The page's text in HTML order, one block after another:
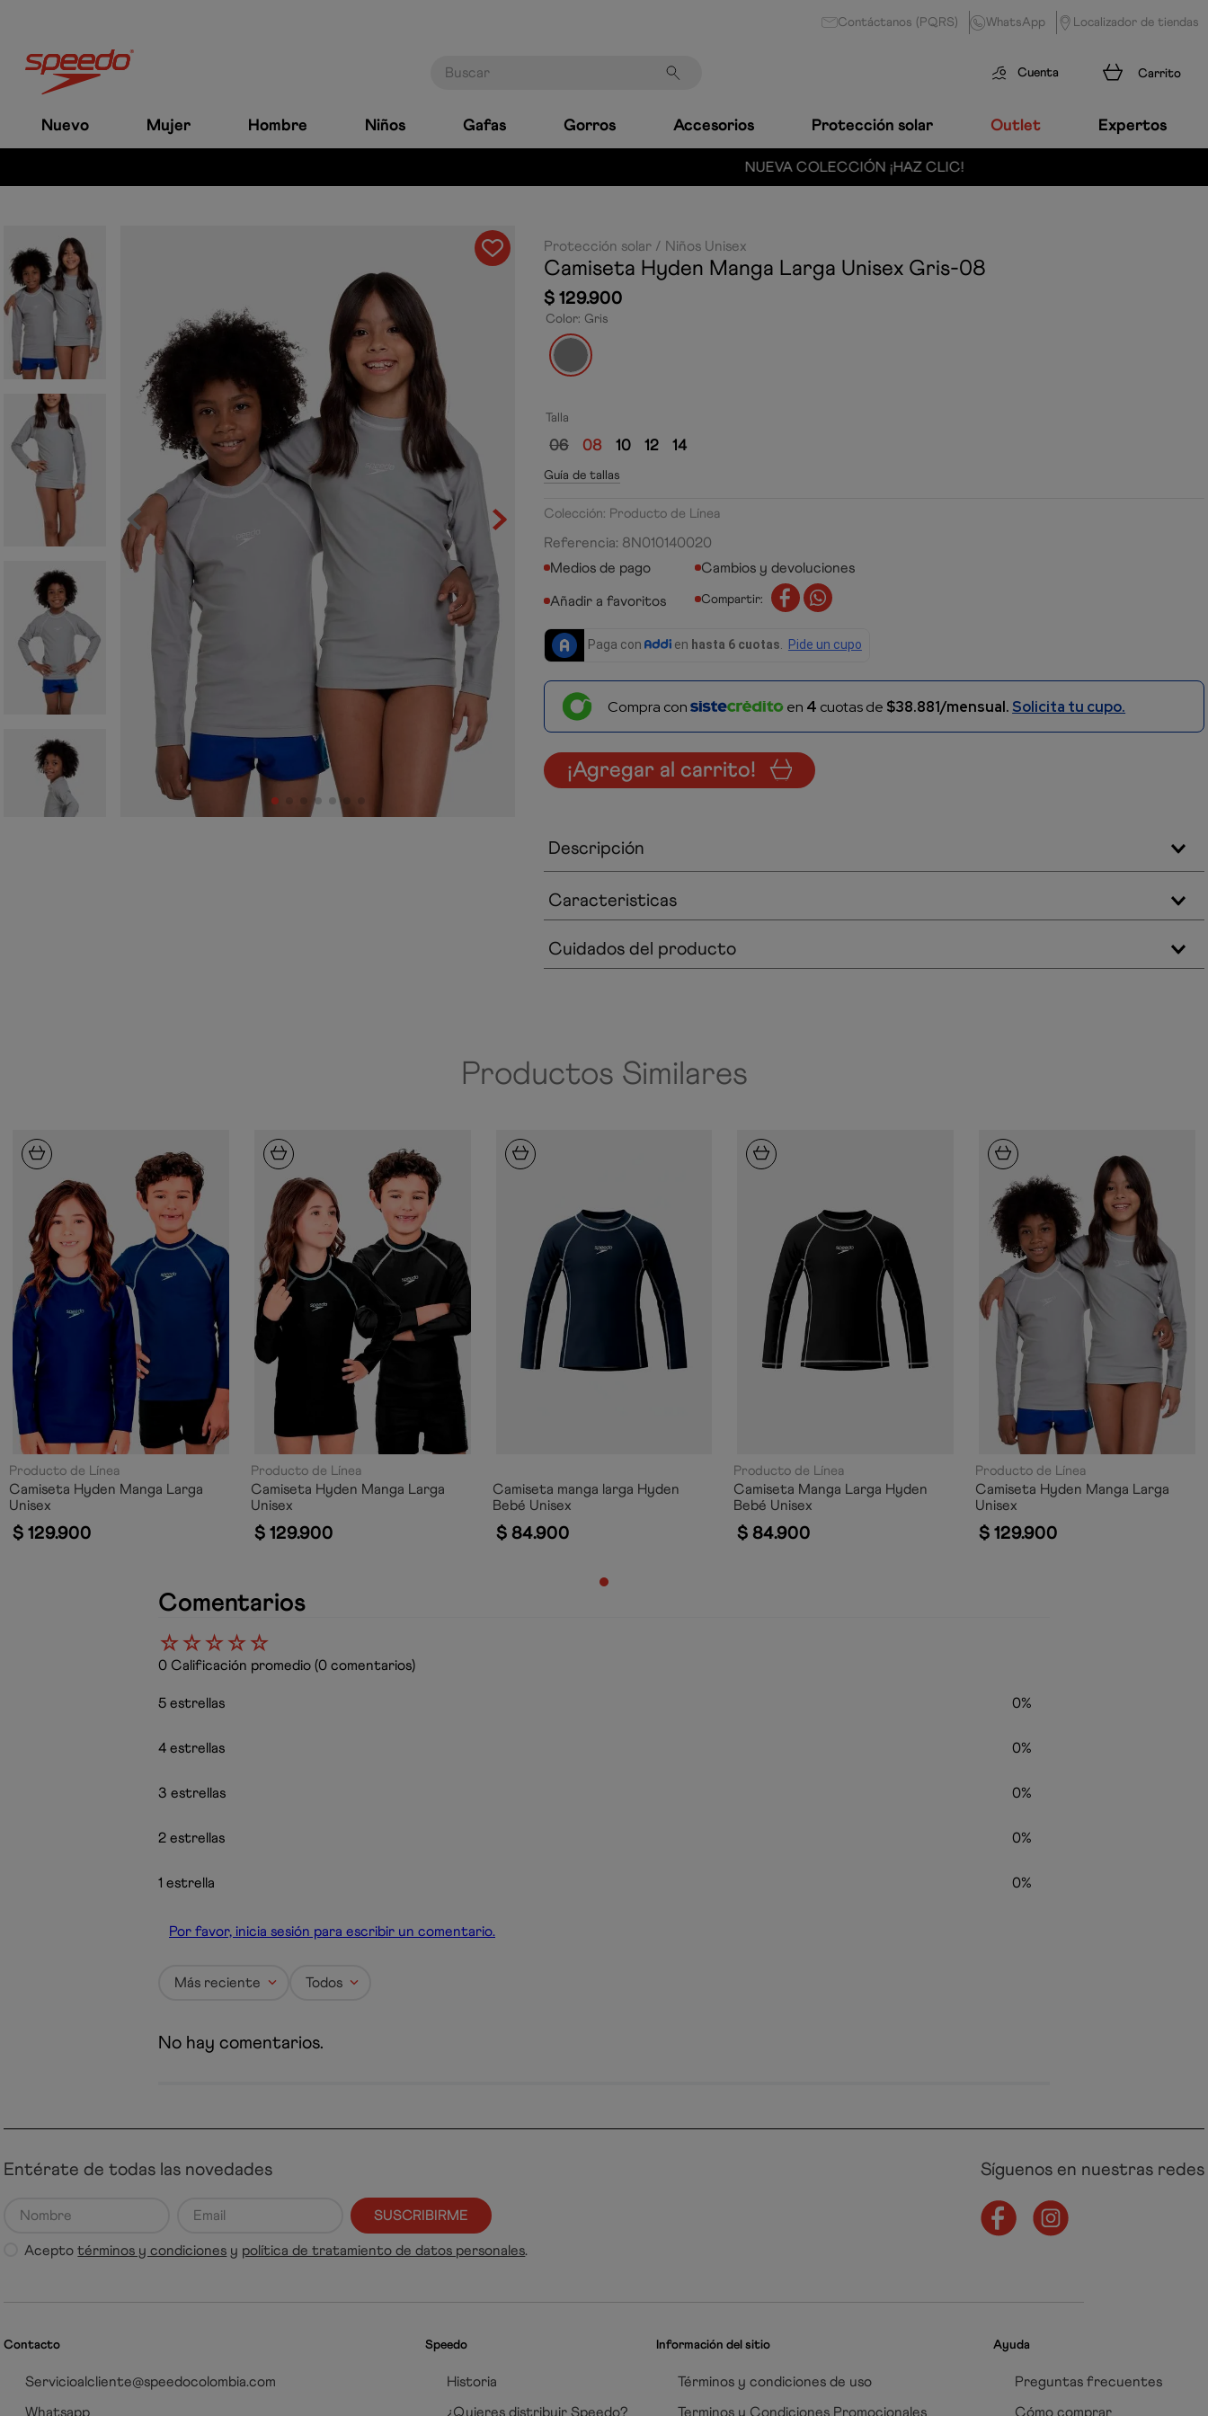
Contáctanos (PQRS) WhatsApp Localizador de tiendas
Cuenta
Nuevo Mujer Hombre Niños Gafas Gorros Accesorios Protección solar Outlet Expertos
Protección solar Niños Unisex
Camiseta Hyden Manga Larga Unisex Gris-08
$ 129.900
Color: Gris
Talla
06 08 10 12 14
Guía de tallas
Colección: Producto de Línea
Referencia: 8N010140020
Medios de pago
Cambios y devoluciones
Compartir:
Compra con en 4 cuotas de $38.881/mensual. Solicita tu cupo.
¡Agregar al carrito!
Descripción
Caracteristicas
Cuidados del producto
Productos Similares
Producto de Línea
Camiseta Hyden Manga Larga
Unisex
$ 129.900
Producto de Línea
Camiseta Hyden Manga Larga
Unisex
$ 129.900
Camiseta manga larga Hyden
Bebé Unisex
$ 84.900
Producto de Línea
Camiseta Manga Larga Hyden
Bebé Unisex
$ 84.900
Producto de Línea
Camiseta Hyden Manga Larga
Unisex
$ 129.900
Comentarios
☆☆☆☆☆
0 Calificación promedio (0 comentarios)
5 estrellas 0%
4 estrellas 0%
3 estrellas 0%
2 estrellas 0%
1 estrella 0%
Por favor, inicia sesión para escribir un comentario.
Más reciente Todos
No hay comentarios.
Entérate de todas las novedades
SUSCRIBIRME
Aceptotérminos y condiciones y política de tratamiento de datos personales.
Síguenos en nuestras redes
Contacto
Servicioalcliente@speedocolombia.com
Whatsapp
Speedo
Historia
¿Quieres distribuir Speedo?
Información del sitio
Términos y condiciones de uso
Terminos y Condiciones Promocionales
Ayuda
Preguntas frecuentes
Cómo comprar